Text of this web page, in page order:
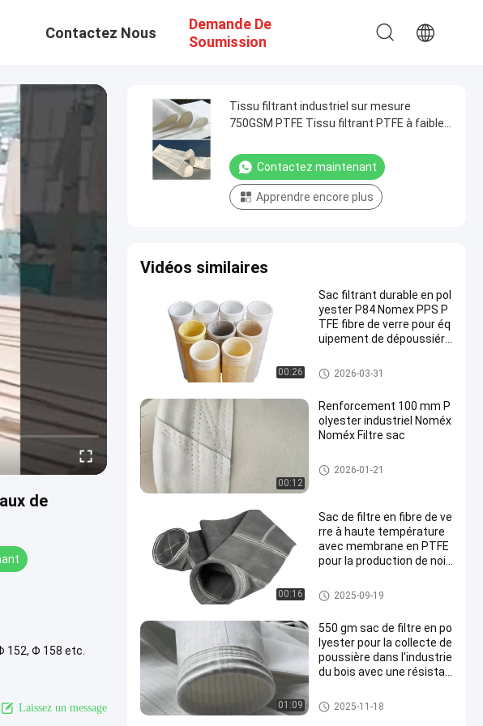
Contactez Nous
Demande De
Soumission
de
152, Φ 158 etc.
Laissez un message
Tissu filtrant industriel sur mesure
750GSM PTFE Tissu filtrant PTFE à faible
Contactez maintenant
Apprendre encore plus
Vidéos similaires
00:26
Sac filtrant durable en pol
yester P84 Nomex PPS P
TFE fibre de verre pour éq
uipement de dépoussiére
Sachet filtre de polyester
2026-03-31
00:12
Renforcement 100 mm P
olyester industriel Noméx
Noméx Filtre sac
sacs filtrants à haute tempéra
ture
2026-01-21
00:16
Sac de filtre en fibre de ve
rre à haute température
avec membrane en PTFE
pour la production de noir
sacs à filtres en fibre de verre
2025-09-19
01:09
550 gm sac de filtre en po
lyester pour la collecte de
poussière dans l'industrie
du bois avec une résistan
Sachet filtre de polyester
2025-11-18